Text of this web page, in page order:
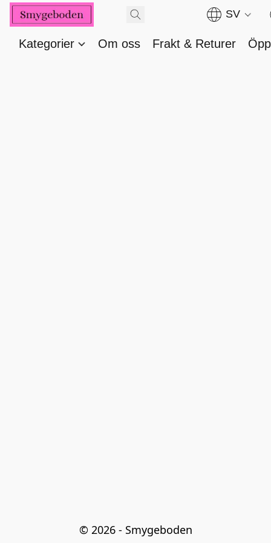
SV
Kategorier Om oss Frakt & Returer
© 2026 - Smygeboden